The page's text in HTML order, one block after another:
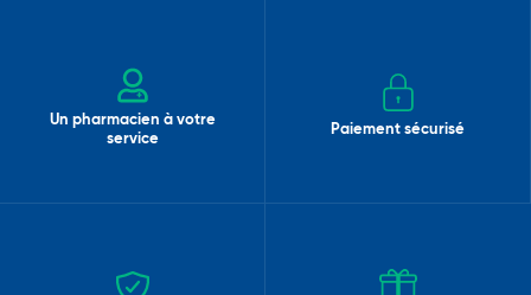
Un pharmacien à votre
service
Paiement sécurisé